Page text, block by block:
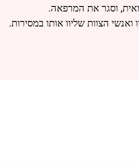
וסגר את המרפאה.
הצוות שליוו אותו במסירות.